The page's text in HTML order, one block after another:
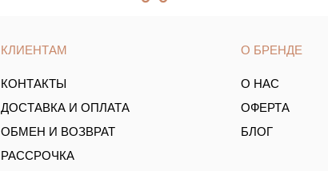
КЛИЕНТАМ
КОНТАКТЫ
ДОСТАВКА И ОПЛАТА
ОБМЕН И ВОЗВРАТ
РАССРОЧКА
О БРЕНДЕ
О НАС
ОФЕРТА
БЛОГ